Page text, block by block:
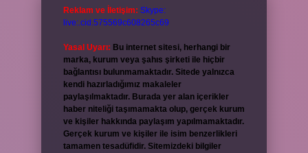
Reklam ve İletişim: Skype:
live:.cid.575569c608265c69
Yasal Uyarı: Bu internet sitesi, herhangi bir
marka, kurum veya şahıs şirketi ile hiçbir
bağlantısı bulunmamaktadır. Sitede yalnızca
kendi hazırladığımız makaleler
paylaşılmaktadır. Burada yer alan içerikler
haber niteliği taşımamakta olup, gerçek kurum
ve kişiler hakkında paylaşım yapılmamaktadır.
Gerçek kurum ve kişiler ile isim benzerlikleri
tamamen tesadüfidir. Sitemizdeki bilgiler